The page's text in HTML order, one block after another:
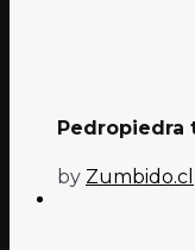
Pedropiedra
by Zumbido.cl